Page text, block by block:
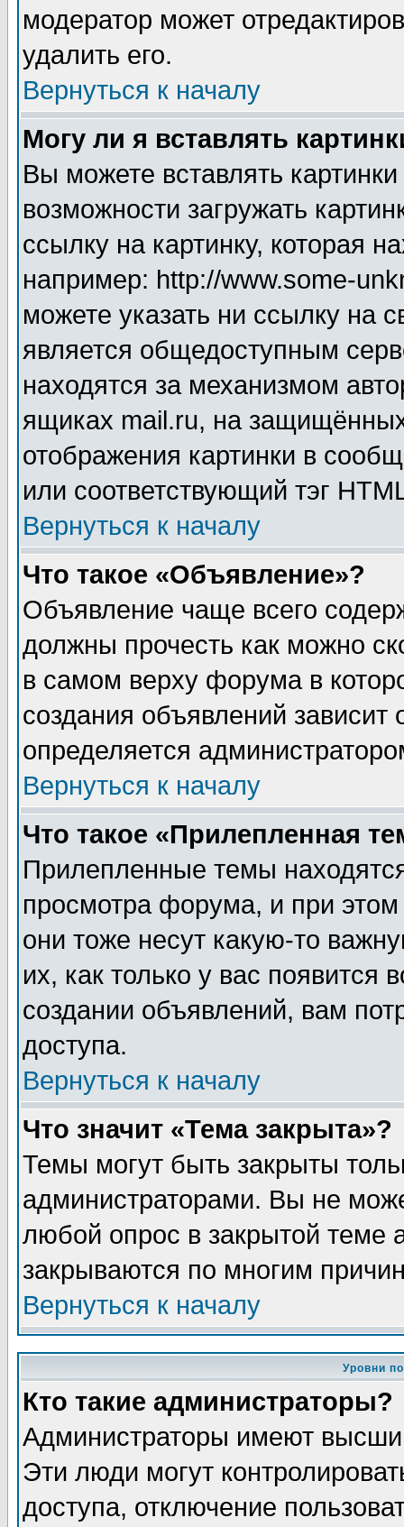
модератор может
удалить его.
Вернуться к началу
Могу ли я вставлять
Вы можете вставлять
возможности загружать
ссылку на картинку, которая
например: http://www.some-
можете указать ни ссылку на
является общедоступным
находятся за механизмом
ящиках mail.ru, на
отображения картинки в
или соответствующий тэг
Вернуться к началу
Что такое «Объявление»?
Объявление чаще всего
должны прочесть как можно
в самом верху форума в
создания объявлений зависит
определяется
Вернуться к началу
Что такое «Прилепленная
Прилепленные темы
просмотра форума, и при
они тоже несут какую-то
их, как только у вас появится
создании объявлений, вам
доступа.
Вернуться к началу
Что значит «Тема закрыта»?
Темы могут быть закрыты
администраторами. Вы не
любой опрос в закрытой теме
закрываются по многим
Вернуться к началу
Уровни
Кто такие администраторы?
Администраторы имеют
Эти люди могут
доступа, отключение